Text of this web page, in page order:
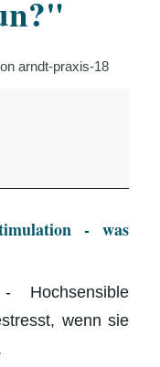
arndt-praxis-18
- was
wenn sie